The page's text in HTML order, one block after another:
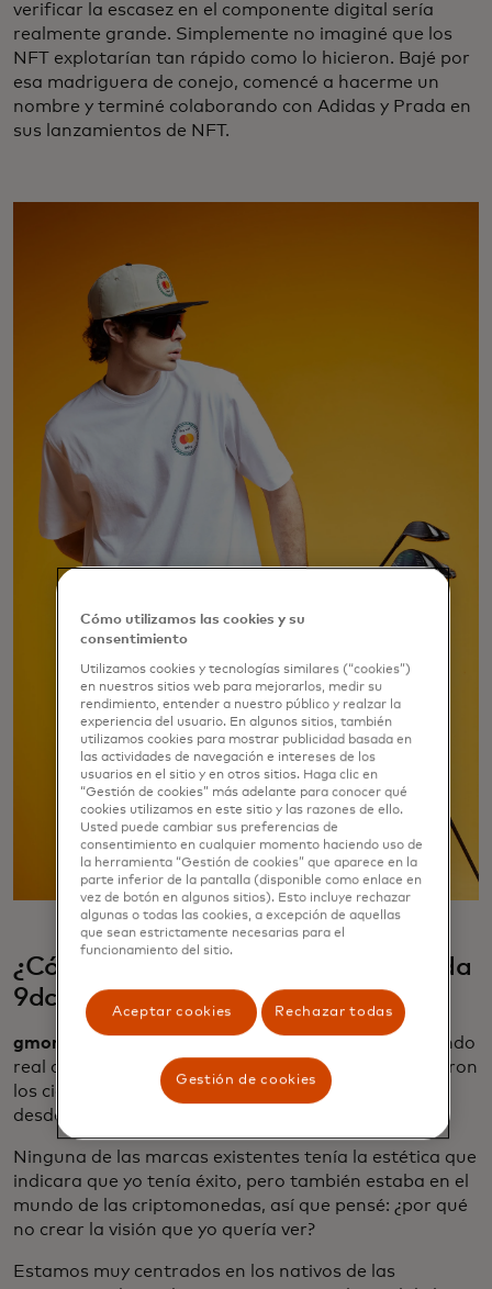
verificar la escasez en el componente digital sería
realmente grande. Simplemente no imaginé que los
NFT explotarían tan rápido como lo hicieron. Bajé por
esa madriguera de conejo, comencé a hacerme un
nombre y terminé colaborando con Adidas y Prada en
sus lanzamientos de NFT.
¿Cómo evolucionó su marca de moda
9dcc?
gmoney:
Quería construir algo que vinculara el mundo
real con la perspectiva digital. Siempre me interesaron
los ciclos de la moda y entendí un poco la industria
desde el lado de la inversión.
Ninguna de las marcas existentes tenía la estética que
indicara que yo tenía éxito, pero también estaba en el
mundo de las criptomonedas, así que pensé: ¿por qué
no crear la visión que yo quería ver?
Estamos muy centrados en los nativos de las
Cómo utilizamos las cookies y su
consentimiento
Utilizamos cookies y tecnologías similares (“cookies”)
en nuestros sitios web para mejorarlos, medir su
rendimiento, entender a nuestro público y realzar la
experiencia del usuario. En algunos sitios, también
utilizamos cookies para mostrar publicidad basada en
las actividades de navegación e intereses de los
usuarios en el sitio y en otros sitios. Haga clic en
“Gestión de cookies” más adelante para conocer qué
cookies utilizamos en este sitio y las razones de ello.
Usted puede cambiar sus preferencias de
consentimiento en cualquier momento haciendo uso de
la herramienta “Gestión de cookies” que aparece en la
parte inferior de la pantalla (disponible como enlace en
vez de botón en algunos sitios). Esto incluye rechazar
algunas o todas las cookies, a excepción de aquellas
que sean estrictamente necesarias para el
funcionamiento del sitio.
Aceptar cookies Rechazar todas
Gestión de cookies